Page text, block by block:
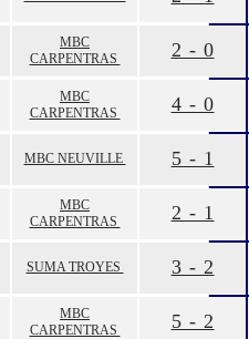
MBC
CARPENTRAS
2 - 0
MBC
CARPENTRAS
4 - 0
MBC NEUVILLE 5 - 1
MBC
CARPENTRAS
2 - 1
SUMA TROYES 3 - 2
MBC
CARPENTRAS
5 - 2